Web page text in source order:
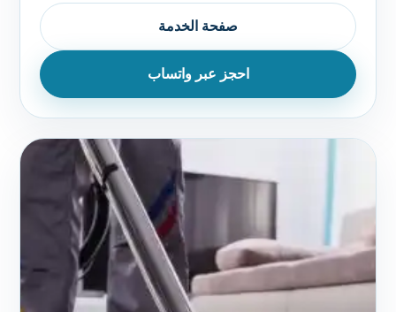
صفحة الخدمة
احجز عبر واتساب